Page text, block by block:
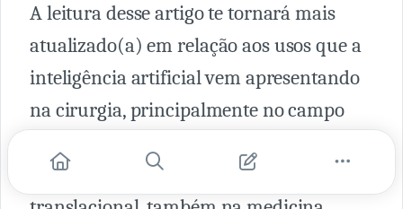
A leitura desse artigo te tornará mais
atualizado(a) em relação aos usos que a
inteligência artificial vem apresentando
na cirurgia, principalmente no campo
verá a importância que é a ciência